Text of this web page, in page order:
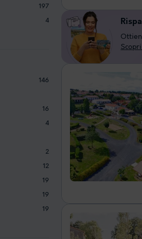
197
4
146
16
4
2
12
19
19
19